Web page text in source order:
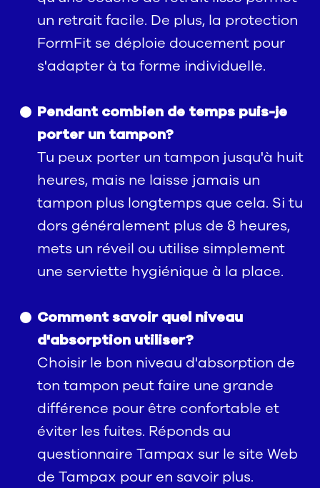
un retrait facile. De plus, la protection
FormFit se déploie doucement pour
s'adapter à ta forme individuelle.
Pendant combien de temps puis-je
porter un tampon?
Tu peux porter un tampon jusqu'à huit
heures, mais ne laisse jamais un
tampon plus longtemps que cela. Si tu
dors généralement plus de 8 heures,
mets un réveil ou utilise simplement
une serviette hygiénique à la place.
Comment savoir quel niveau
d'absorption utiliser?
Choisir le bon niveau d'absorption de
ton tampon peut faire une grande
différence pour être confortable et
éviter les fuites. Réponds au
questionnaire Tampax sur le site Web
de Tampax pour en savoir plus.